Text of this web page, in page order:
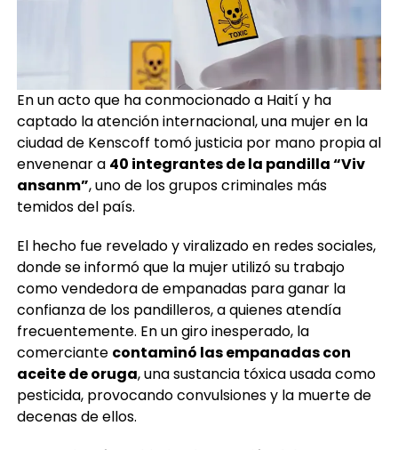
En un acto que ha conmocionado a Haití y ha
captado la atención internacional, una mujer en la
ciudad de Kenscoff tomó justicia por mano propia al
envenenar a 40 integrantes de la pandilla “Viv
ansanm”, uno de los grupos criminales más
temidos del país.
El hecho fue revelado y viralizado en redes sociales,
donde se informó que la mujer utilizó su trabajo
como vendedora de empanadas para ganar la
confianza de los pandilleros, a quienes atendía
frecuentemente. En un giro inesperado, la
comerciante contaminó las empanadas con
aceite de oruga, una sustancia tóxica usada como
pesticida, provocando convulsiones y la muerte de
decenas de ellos.